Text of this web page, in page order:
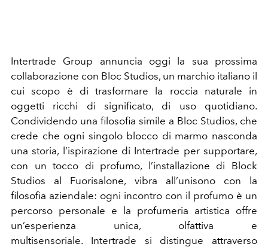
Intertrade Group annuncia oggi la sua prossima
collaborazione con Bloc Studios, un marchio italiano il
cui scopo è di trasformare la roccia naturale in
oggetti ricchi di signiﬁcato, di uso quotidiano.
Condividendo una ﬁlosoﬁa simile a Bloc Studios, che
crede che ogni singolo blocco di marmo nasconda
una storia, l’ispirazione di Intertrade per supportare,
con un tocco di profumo, l’installazione di Block
Studios al Fuorisalone, vibra all’unisono con la
ﬁlosoﬁa aziendale: ogni incontro con il profumo è un
percorso personale e la profumeria artistica offre
un’esperienza unica, olfattiva e
multisensoriale. Intertrade si distingue attraverso